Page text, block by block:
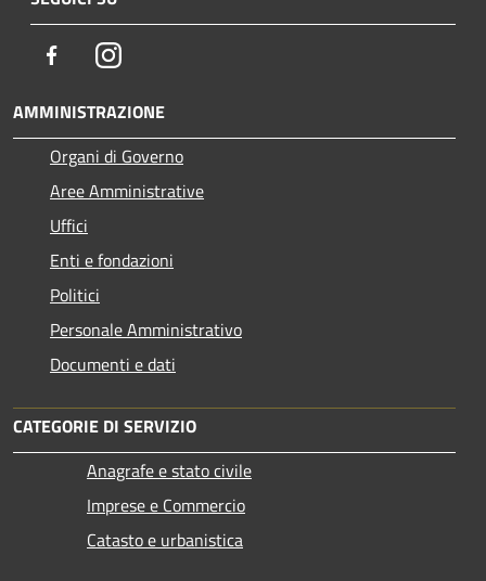
FacebookInstagram
AMMINISTRAZIONE
Organi di Governo
Aree Amministrative
Uffici
Enti e fondazioni
Politici
Personale Amministrativo
Documenti e dati
CATEGORIE DI SERVIZIO
Anagrafe e stato civile
Imprese e Commercio
Catasto e urbanistica